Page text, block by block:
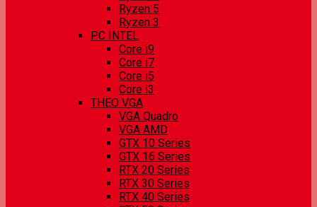
Ryzen 5
Ryzen 3
PC INTEL
Core i9
Core i7
Core i5
Core i3
THEO VGA
VGA Quadro
VGA AMD
GTX 10 Series
GTX 16 Series
RTX 20 Series
RTX 30 Series
RTX 40 Series